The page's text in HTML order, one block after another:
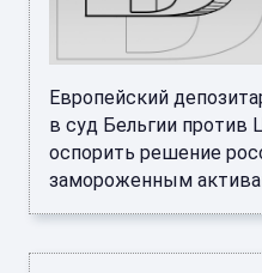
Европейский
в суд Бельгии против
оспорить решение
замороженным